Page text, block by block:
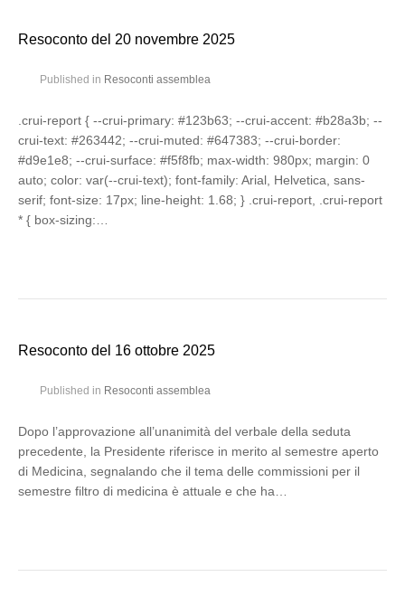
Resoconto del 20 novembre 2025
Published in Resoconti assemblea
.crui-report { --crui-primary: #123b63; --crui-accent: #b28a3b; --
crui-text: #263442; --crui-muted: #647383; --crui-border:
#d9e1e8; --crui-surface: #f5f8fb; max-width: 980px; margin: 0
auto; color: var(--crui-text); font-family: Arial, Helvetica, sans-
serif; font-size: 17px; line-height: 1.68; } .crui-report, .crui-report
* { box-sizing:…
Resoconto del 16 ottobre 2025
Published in Resoconti assemblea
Dopo l’approvazione all’unanimità del verbale della seduta
precedente, la Presidente riferisce in merito al semestre aperto
di Medicina, segnalando che il tema delle commissioni per il
semestre filtro di medicina è attuale e che ha…